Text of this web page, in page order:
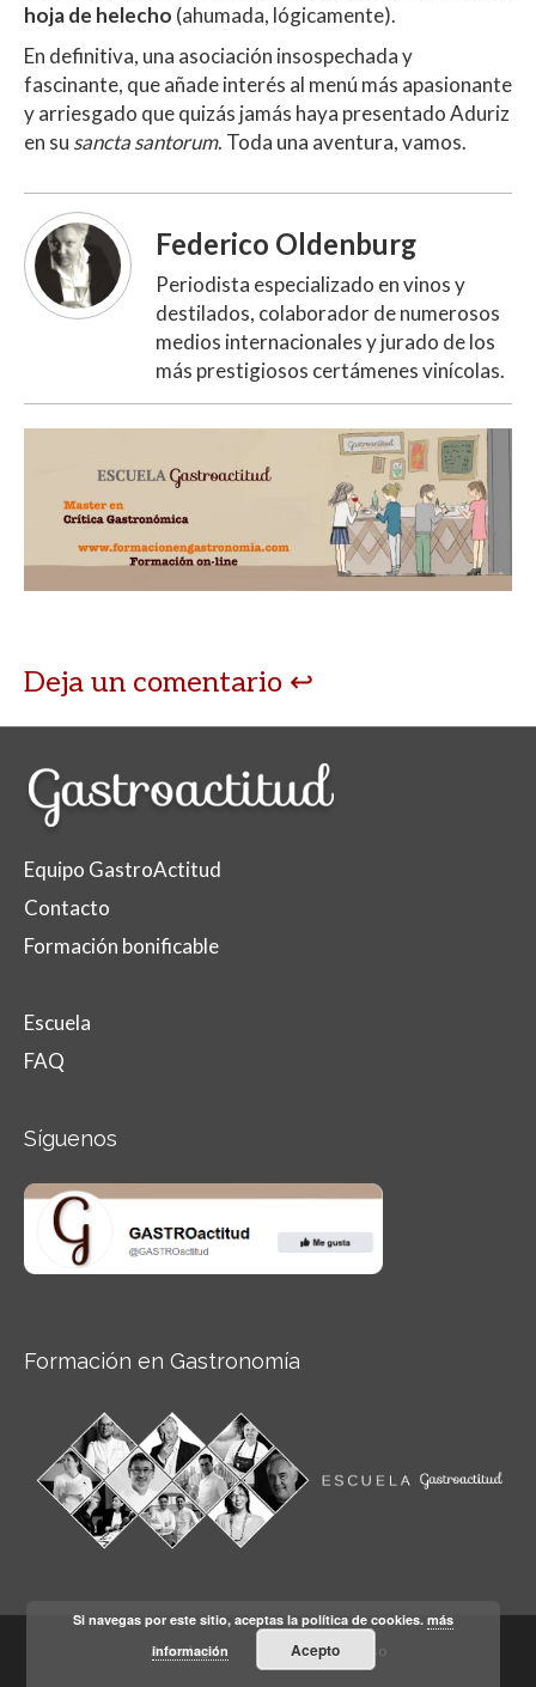
hoja de helecho (ahumada, lógicamente).
En definitiva, una asociación insospechada y
fascinante, que añade interés al menú más apasionante
y arriesgado que quizás jamás haya presentado Aduriz
en su sancta santorum. Toda una aventura, vamos.
Federico Oldenburg
Periodista especializado en vinos y
destilados, colaborador de numerosos
medios internacionales y jurado de los
más prestigiosos certámenes vinícolas.
Deja un comentario
Equipo GastroActitud
Contacto
Formación bonificable
Escuela
FAQ
Síguenos
Formación en Gastronomía
Aviso legal Condiciones de Uso
Si navegas por este sitio, aceptas la política de cookies.más
información
Acepto